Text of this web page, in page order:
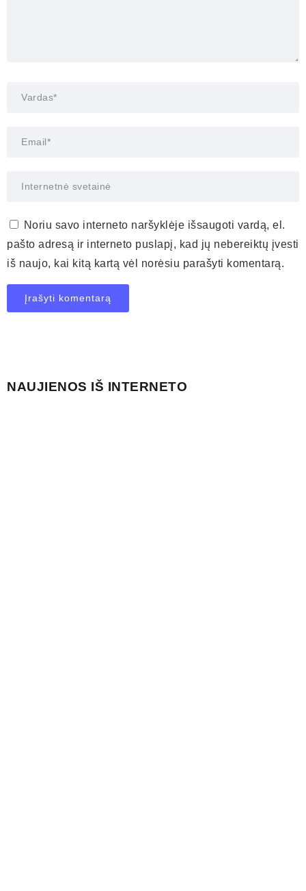
Noriu savo interneto naršyklėje išsaugoti vardą, el.
pašto adresą ir interneto puslapį, kad jų nebereiktų įvesti
iš naujo, kai kitą kartą vėl norėsiu parašyti komentarą.
NAUJIENOS IŠ INTERNETO